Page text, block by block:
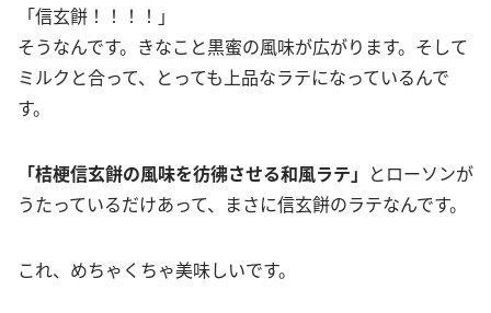
「信玄餅！！！！」
そうなんです。きなこと黒蜜の風味が広がります。そして
ミルクと合って、とっても上品なラテになっているんで
す。
「桔梗信玄餅の風味を彷彿させる和風ラテ」 とローソンが
うたっているだけあって、まさに信玄餅のラテなんです。
これ、めちゃくちゃ美味しいです。